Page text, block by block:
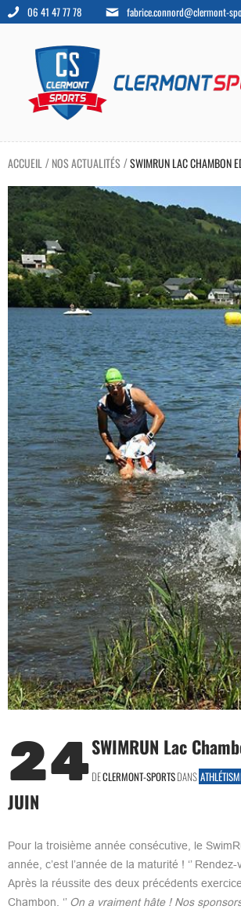
06 41 47 77 78 fabrice.connord@clermont-
ACCUEIL / NOS ACTUALITÉS/SWIMRUN LAC CHAMBON
24
JUIN
SWIMRUN Lac
DECLERMONT-SPORTSDANS
Pour la troisième année consécutive, le
année, c’est l’année de la maturité ! ‘’
Après la réussite des deux précédents
Chambon. ‘’ On a vraiment hâte ! Nos